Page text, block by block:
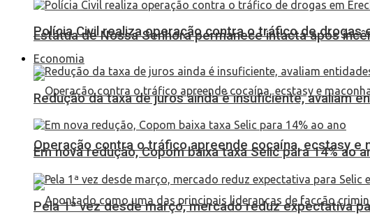
Estátua de Nossa Senhora permanece intacta após
Operação contra o tráfico apreende cocaína, ecstasy e
Polícia Civil realiza operação contra o tráfico de drogas
Economia
Redução da taxa de juros ainda é insuficiente, avaliam
Em nova redução, Copom baixa taxa Selic para 14% ao
Pela 1ª vez desde março, mercado reduz expectativa